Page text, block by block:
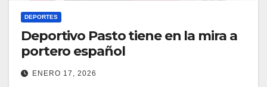
DEPORTES
Deportivo Pasto tiene en la mira a
portero español
ENERO 17, 2026